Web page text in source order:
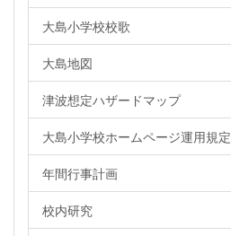
大島小学校校歌
大島地図
津波想定ハザードマップ
大島小学校ホームページ運用規定
年間行事計画
校内研究